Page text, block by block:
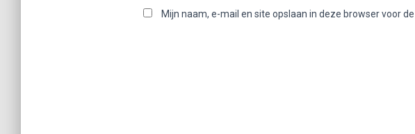
Mijn naam, e-mail en site opslaan in deze browser voor